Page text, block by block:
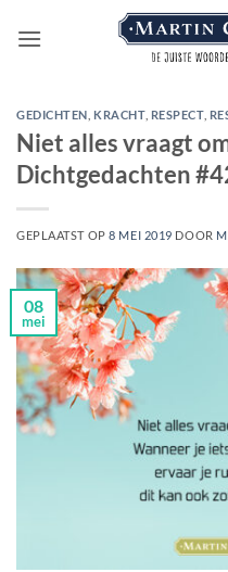
naar
GEDICHTEN KRACHT, RESPECT,
Niet alles vraagt
Dichtgedachten
GEPLAATST OP8 MEI 2019 DOOR
08
mei